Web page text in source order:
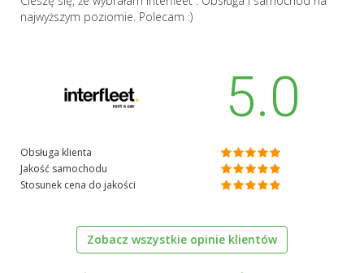
najwyższym poziomie. Polecam :)
5.0
Obsługa klienta
Jakość samochodu
Stosunek cena do jakości
Zobacz wszystkie opinie klientów